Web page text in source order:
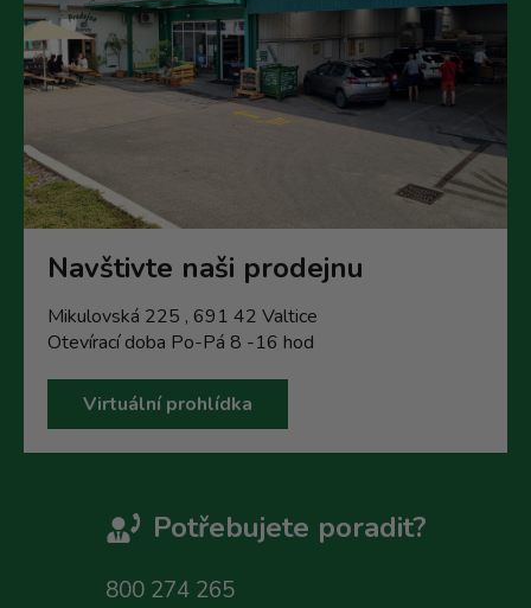
Navštivte naši prodejnu
Mikulovská 225 , 691 42 Valtice
Otevírací doba Po-Pá 8 -16 hod
Virtuální prohlídka
Potřebujete poradit?
800 274 265